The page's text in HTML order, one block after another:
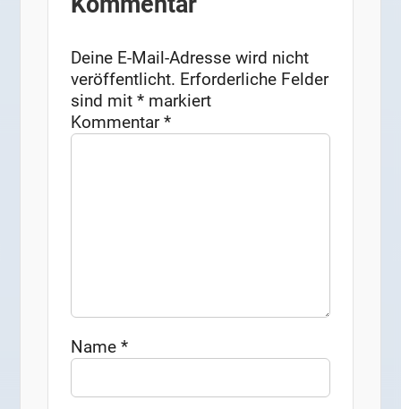
Deine E-Mail-Adresse wird nicht
veröffentlicht. Erforderliche Felder
sind mit* markiert
Kommentar*
Name*